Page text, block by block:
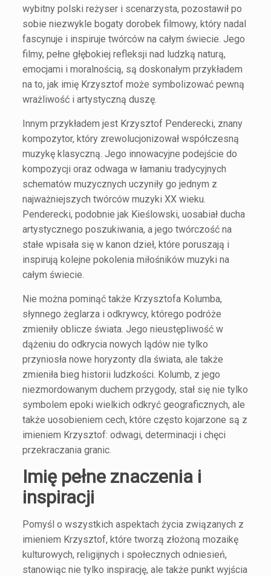
wybitny polski reżyser i scenarzysta, pozostawił po
sobie niezwykle bogaty dorobek filmowy, który nadal
fascynuje i inspiruje twórców na całym świecie. Jego
filmy, pełne głębokiej refleksji nad ludzką naturą,
emocjami i moralnością, są doskonałym przykładem
na to, jak imię Krzysztof może symbolizować pewną
wrażliwość i artystyczną duszę.
Innym przykładem jest Krzysztof Penderecki, znany
kompozytor, który zrewolucjonizował współczesną
muzykę klasyczną. Jego innowacyjne podejście do
kompozycji oraz odwaga w łamaniu tradycyjnych
schematów muzycznych uczyniły go jednym z
najważniejszych twórców muzyki XX wieku.
Penderecki, podobnie jak Kieślowski, uosabiał ducha
artystycznego poszukiwania, a jego twórczość na
stałe wpisała się w kanon dzieł, które poruszają i
inspirują kolejne pokolenia miłośników muzyki na
całym świecie.
Nie można pominąć także Krzysztofa Kolumba,
słynnego żeglarza i odkrywcy, którego podróże
zmieniły oblicze świata. Jego nieustępliwość w
dążeniu do odkrycia nowych lądów nie tylko
przyniosła nowe horyzonty dla świata, ale także
zmieniła bieg historii ludzkości. Kolumb, z jego
niezmordowanym duchem przygody, stał się nie tylko
symbolem epoki wielkich odkryć geograficznych, ale
także uosobieniem cech, które często kojarzone są z
imieniem Krzysztof: odwagi, determinacji i chęci
przekraczania granic.
Imię pełne znaczenia i
inspiracji
Pomyśl o wszystkich aspektach życia związanych z
imieniem Krzysztof, które tworzą złożoną mozaikę
kulturowych, religijnych i społecznych odniesień,
stanowiąc nie tylko inspirację, ale także punkt wyjścia